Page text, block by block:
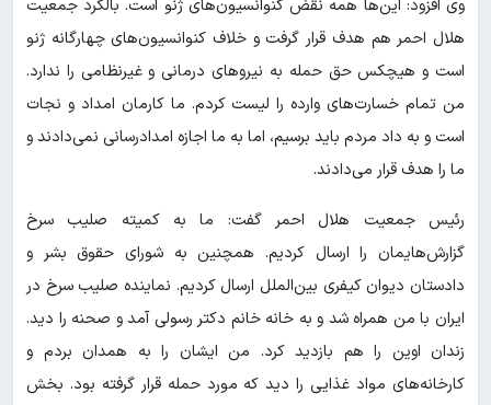
وی افزود: این‌ها همه نقض کنوانسیون‌های ژنو است. بالگرد جمعیت
هلال احمر هم هدف قرار گرفت و خلاف کنوانسیون‌های چهارگانه ژنو
است و هیچکس حق حمله به نیروهای درمانی و غیرنظامی را ندارد.
من تمام خسارت‌های وارده را لیست کردم. ما کارمان امداد و نجات
است و به داد مردم باید برسیم، اما به ما اجازه امدادرسانی نمی‌دادند و
ما را هدف قرار می‌دادند.
رئیس جمعیت هلال احمر گفت: ما به کمیته صلیب سرخ
گزارش‌هایمان را ارسال کردیم. همچنین به شورای حقوق بشر و
دادستان دیوان کیفری بین‌الملل ارسال کردیم. نماینده صلیب سرخ در
ایران با من همراه شد و به خانه خانم دکتر رسولی آمد و صحنه را دید.
زندان اوین را هم بازدید کرد. من ایشان را به همدان بردم و
کارخانه‌های مواد غذایی را دید که مورد حمله قرار گرفته بود. بخش